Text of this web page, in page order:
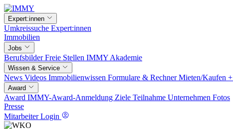
Expert:innen
Umkreissuche Expert:innen
Immobilien
Jobs
BerufsbilderFreie Stellen IMMY Akademie
Wissen & Service
News Videos Immobilienwissen Formulare & RechnerMieten/Kaufen +
Award
Award IMMY-Award-Anmeldung Ziele Teilnahme Unternehmen Fotos
Presse
Mitarbeiter Login